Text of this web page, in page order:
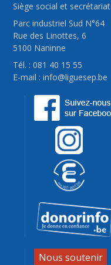
Siège social et secrétariat
Parc industriel Sud N°64
Rue des Linottes, 6
5100 Naninne
Tél. : 081 40 15 55
E-mail :info@liguesep.be
Nous soutenir